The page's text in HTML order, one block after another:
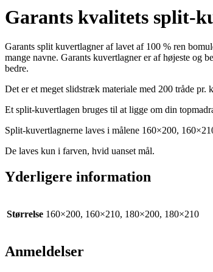
Garants kvalitets split-
Garants split kuvertlagner af lavet af 100 % ren
mange navne. Garants kuvertlagner er af højeste og
bedre.
Det er et meget slidstræk materiale med 200 tråde pr.
Et split-kuvertlagen bruges til at ligge om din
Split-kuvertlagnerne laves i målene 160×200,
De laves kun i farven, hvid uanset mål.
Yderligere information
Størrelse 160×200, 160×210, 180×200, 180×210
Anmeldelser